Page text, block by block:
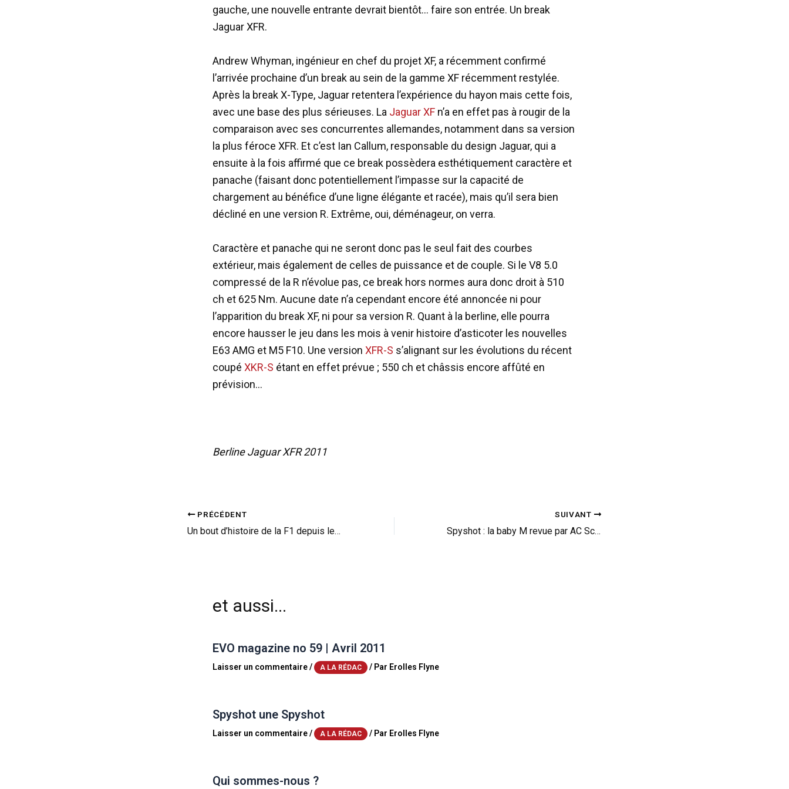
gauche, une nouvelle entrante devrait bientôt… faire son entrée. Un break
Jaguar XFR.
Andrew Whyman, ingénieur en chef du projet XF, a récemment confirmé
l’arrivée prochaine d’un break au sein de la gamme XF récemment restylée.
Après la break X-Type, Jaguar retentera l’expérience du hayon mais cette fois,
avec une base des plus sérieuses. La Jaguar XF n’a en effet pas à rougir de la
comparaison avec ses concurrentes allemandes, notamment dans sa version
la plus féroce XFR. Et c’est Ian Callum, responsable du design Jaguar, qui a
ensuite à la fois affirmé que ce break possèdera esthétiquement caractère et
panache (faisant donc potentiellement l’impasse sur la capacité de
chargement au bénéfice d’une ligne élégante et racée), mais qu’il sera bien
décliné en une version R. Extrême, oui, déménageur, on verra.
Caractère et panache qui ne seront donc pas le seul fait des courbes
extérieur, mais également de celles de puissance et de couple. Si le V8 5.0
compressé de la R n’évolue pas, ce break hors normes aura donc droit à 510
ch et 625 Nm. Aucune date n’a cependant encore été annoncée ni pour
l’apparition du break XF, ni pour sa version R. Quant à la berline, elle pourra
encore hausser le jeu dans les mois à venir histoire d’asticoter les nouvelles
E63 AMG et M5 F10. Une version XFR-S s’alignant sur les évolutions du récent
coupé XKR-S étant en effet prévue ; 550 ch et châssis encore affûté en
prévision…
Berline Jaguar XFR 2011
PRÉCÉDENT
Un bout d’histoire de la F1 depuis le départ (vid)
SUIVANT
Spyshot : la baby M revue par AC Schnitzer
et aussi...
EVO magazine no 59 | Avril 2011
Laisser un commentaire/ A LA RÉDAC / Par Erolles Flyne
Spyshot une Spyshot
Laisser un commentaire/ A LA RÉDAC / Par Erolles Flyne
Qui sommes-nous ?